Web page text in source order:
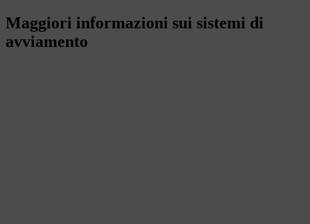
Maggiori informazioni sui sistemi di
avviamento